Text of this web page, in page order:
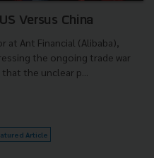
Versus China
at Ant Financial (Alibaba),
the ongoing trade war
the unclear p...
Article